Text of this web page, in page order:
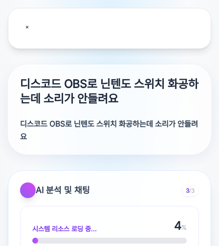
디스코드 OBS로 닌텐도 스위치 화공하
는데 소리가 안들려요
디스코드 OBS로 닌텐도 스위치 화공하는데 소리가 안들려
요
저렴한 개통을 돕는 KR한국통신센터 입니다.
질문에 대해서 답변해드릴게요.
1.OBS 오디오 모니터링 설정 확인
화면은 나오는데 소리가 전달되지 않는다면 OBS 내부의
AI 분석 및 채팅 3/3
시스템 리소스 로딩 중... 5%